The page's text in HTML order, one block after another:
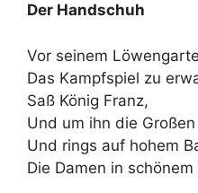
Der Handschuh
Vor seinem
Das Kampfspiel zu
Saß König Franz,
Und um ihn die
Und rings auf hohem
Die Damen in schönem